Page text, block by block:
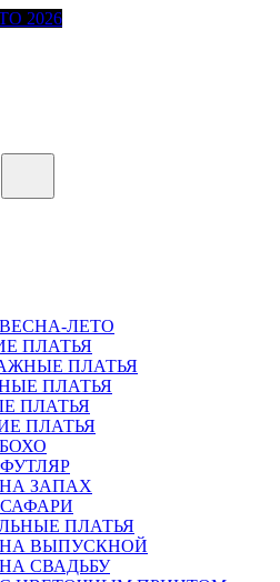
2026
ЛЕТО
ПЛАТЬЯ
ПЛАТЬЯ
ПЛАТЬЯ
ПЛАТЬЯ
ПЛАТЬЯ
ЗАПАХ
ПЛАТЬЯ
НА ВЫПУСКНОЙ
СВАДЬБУ